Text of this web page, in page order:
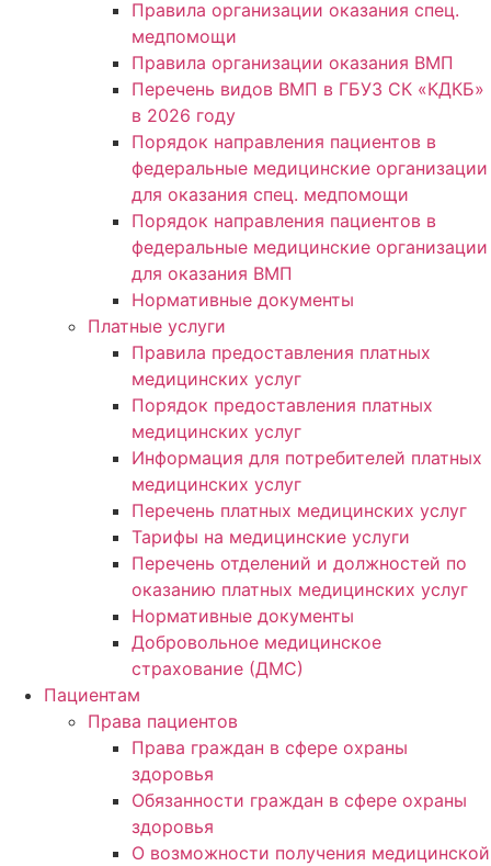
Правила организации оказания спец.
медпомощи
Правила организации оказания ВМП
Перечень видов ВМП в ГБУЗ СК «КДКБ»
в 2026 году
Порядок направления пациентов в
федеральные медицинские организации
для оказания спец. медпомощи
Порядок направления пациентов в
федеральные медицинские организации
для оказания ВМП
Нормативные документы
Платные услуги
Правила предоставления платных
медицинских услуг
Порядок предоставления платных
медицинских услуг
Информация для потребителей платных
медицинских услуг
Перечень платных медицинских услуг
Тарифы на медицинские услуги
Перечень отделений и должностей по
оказанию платных медицинских услуг
Нормативные документы
Добровольное медицинское
страхование (ДМС)
Пациентам
Права пациентов
Права граждан в сфере охраны
здоровья
Обязанности граждан в сфере охраны
здоровья
О возможности получения медицинской